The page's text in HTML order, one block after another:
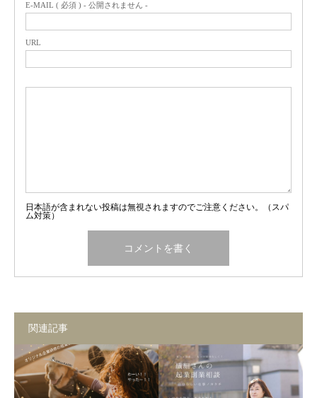
E-MAIL ( 必須 ) - 公開されません -
URL
日本語が含まれない投稿は無視されますのでご注意ください。（スパ
ム対策）
関連記事